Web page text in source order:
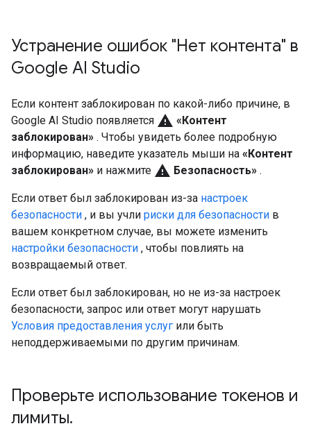
Устранение ошибок "Нет контента" в
Google AI Studio
Если контент заблокирован по какой-либо причине, в
Google AI Studio появляется warning «Контент
заблокирован» . Чтобы увидеть более подробную
информацию, наведите указатель мыши на «Контент
заблокирован» и нажмите warning Безопасность» .
Если ответ был заблокирован из-за настроек
безопасности , и вы учли риски для безопасности в
вашем конкретном случае, вы можете изменить
настройки безопасности , чтобы повлиять на
возвращаемый ответ.
Если ответ был заблокирован, но не из-за настроек
безопасности, запрос или ответ могут нарушать
Условия предоставления услуг или быть
неподдерживаемыми по другим причинам.
Проверьте использование токенов и
лимиты.